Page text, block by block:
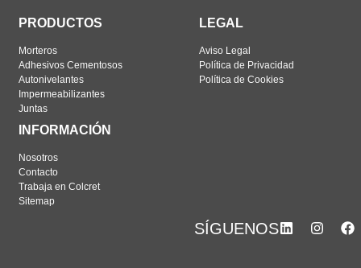
PRODUCTOS
Morteros
Adhesivos Cementosos
Autonivelantes
Impermeabilizantes
Juntas
LEGAL
Aviso Legal
Política de Privacidad
Política de Cookies
INFORMACIÓN
Nosotros
Contacto
Trabaja en Colcret
Sitemap
SÍGUENOS